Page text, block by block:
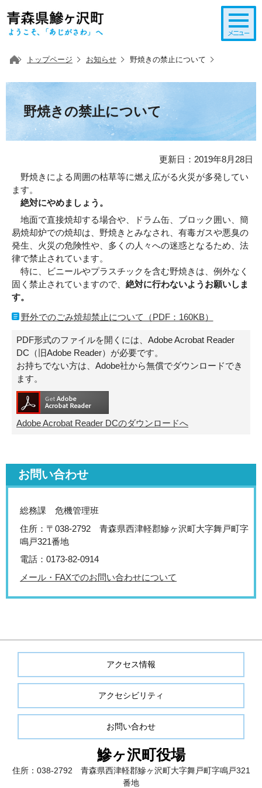
トップページ お知らせ 野焼きの禁止について
野焼きの禁止について
更新日：2019年8月28日
野焼きによる周囲の枯草等に燃え広がる火災が多発してい
ます。
絶対にやめましょう。
地面で直接焼却する場合や、ドラム缶、ブロック囲い、簡
易焼却炉での焼却は、野焼きとみなされ、有毒ガスや悪臭の
発生、火災の危険性や、多くの人々への迷惑となるため、法
律で禁止されています。
特に、ビニールやプラスチックを含む野焼きは、例外なく
固く禁止されていますので、 絶対に行わないようお願いしま
す。
野外でのごみ焼却禁止について（PDF：160KB）
PDF形式のファイルを開くには、Adobe Acrobat Reader
DC（旧Adobe Reader）が必要です。
お持ちでない方は、Adobe社から無償でダウンロードでき
ます。
Adobe Acrobat Reader DCのダウンロードへ
お問い合わせ
総務課 危機管理班
住所：〒038-2792 青森県西津軽郡鰺ヶ沢町大字舞戸町字
鳴戸321番地
電話：0173-82-0914
メール・FAXでのお問い合わせについて
アクセス情報
アクセシビリティ
お問い合わせ
鰺ヶ沢町役場
住所：038-2792 青森県西津軽郡鰺ヶ沢町大字舞戸町字鳴戸321
番地